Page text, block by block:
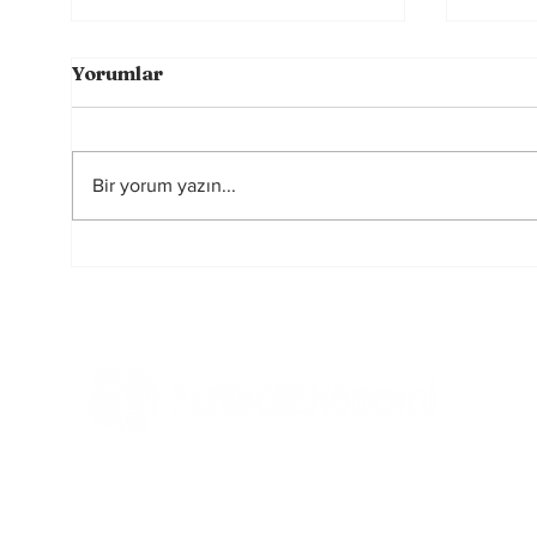
Yorumlar
Bir yorum yazın...